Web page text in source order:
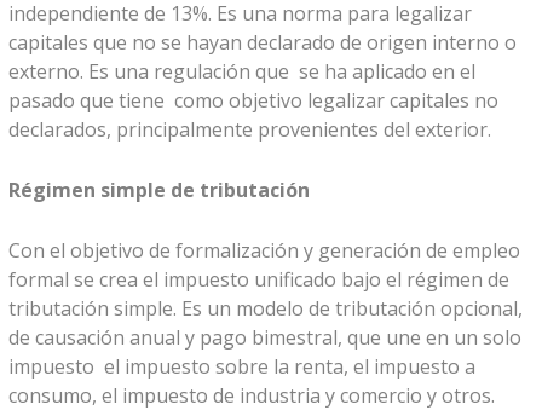
independiente de 13%. Es una norma para legalizar
capitales que no se hayan declarado de origen interno o
externo. Es una regulación que se ha aplicado en el
pasado que tiene como objetivo legalizar capitales no
declarados, principalmente provenientes del exterior.
Régimen simple de tributación
Con el objetivo de formalización y generación de empleo
formal se crea el impuesto unificado bajo el régimen de
tributación simple. Es un modelo de tributación opcional,
de causación anual y pago bimestral, que une en un solo
impuesto el impuesto sobre la renta, el impuesto a
consumo, el impuesto de industria y comercio y otros.